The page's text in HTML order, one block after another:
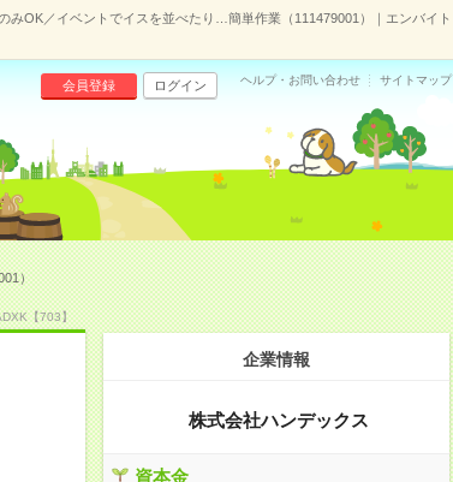
みOK／イベントでイスを並べたり…簡単作業（111479001）｜エンバイト
会員登録 ログイン ヘルプ・お問い合わせ サイトマップ
）
【703】
企業情報
株式会社ハンデックス
資本金